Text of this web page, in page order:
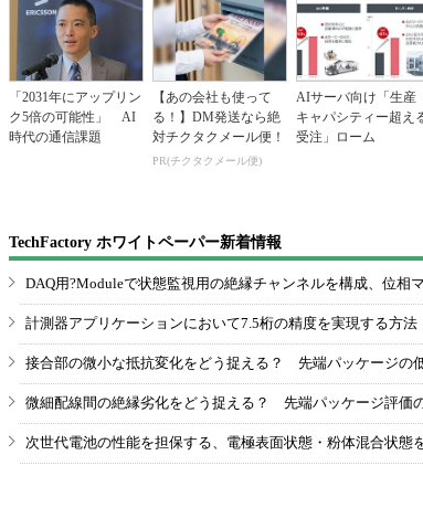
「2031年にアップリン
ク5倍の可能性」 AI
時代の通信課題
【あの会社も使って
る！】DM発送なら絶
対チクタクメール便！
PR(チクタクメール便)
AIサーバ向け「生産
キャパシティー超え
受注」ローム
TechFactory ホワイトペーパー新着情報
DAQ用?Moduleで状態監視用の絶縁チャンネルを構成、位相
計測器アプリケーションにおいて7.5桁の精度を実現する方法
接合部の微小な抵抗変化をどう捉える？ 先端パッケージの
微細配線間の絶縁劣化をどう捉える？ 先端パッケージ評価
次世代電池の性能を担保する、電極表面状態・粉体混合状態